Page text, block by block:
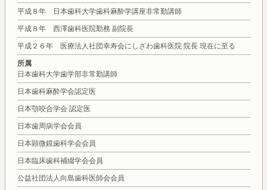
平成８年 日本歯科大学歯科麻酔学講座非常勤講師
平成８年 西澤歯科医院勤務 副院長
平成２６年 医療法人社団幸寿会にしざわ歯科医院 院長 現在に至る
所属
日本歯科大学歯学部非常勤講師
日本歯科麻酔学会認定医
日本顎咬合学会 認定医
日本歯周病学会会員
日本顕微鏡歯科学会会員
日本臨床歯科補綴学会会員
公益社団法人向島歯科医師会会員